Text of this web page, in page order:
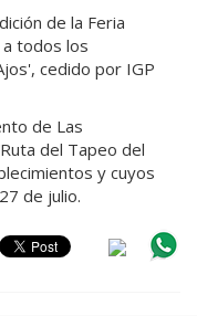
de la Feria
todos los
cedido por IGP
de Las
del Tapeo del
y cuyos
de julio.